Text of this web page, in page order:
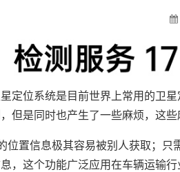
定位系统是目前世界上常用的卫
但是同时也产生了一些麻烦，这些
位置信息极其容易被别人获取；
，这个功能广泛应用在车辆运输